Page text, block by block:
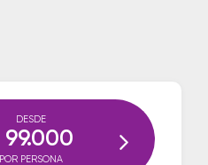
DESDE
99.000
POR PERSONA